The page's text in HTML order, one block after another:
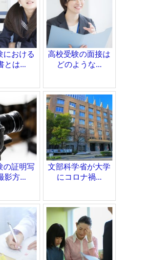
における
とは...
高校受験の面接は
どのような...
の証明写
影方...
文部科学省が大学
にコロナ禍...